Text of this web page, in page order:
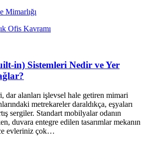
Mimarlığı
Ofis Kavramı
in) Sistemleri Nedir ve Yer
dar alanları işlevsel hale getiren mimari
metrekareler daraldıkça, eşyaları
sergiler. Standart mobilyalar odanın
duvara entegre edilen tasarımlar mekanın
evleriniz çok…